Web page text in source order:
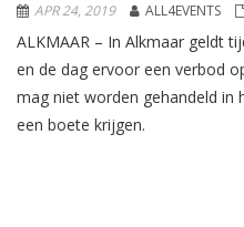
APR 24, 2019 ALL4EVENTS
ALKMAAR – In Alkmaar geldt
en de dag ervoor een verbod
mag niet worden gehandeld in
een boete krijgen.